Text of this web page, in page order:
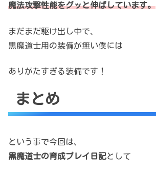
魔法攻撃性能をグッと伸ばしています。
まだまだ駆け出し中で、
黒魔道士用の装備が無い僕には
ありがたすぎる装備です！
まとめ
という事で今回は、
黒魔道士の育成プレイ日記として